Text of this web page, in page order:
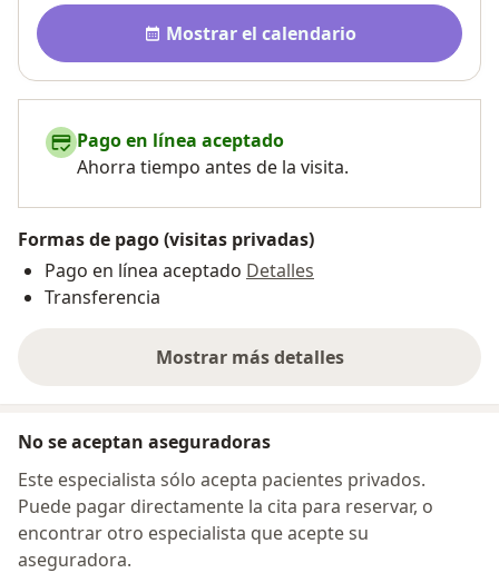
Disponibilidad
Mostrar el calendario
Pago en línea aceptado
Ahorra tiempo antes de la visita.
Formas de pago (visitas privadas)
Pago en línea aceptado Detalles
Transferencia
Mostrar más detalles
sobre la dirección
No se aceptan aseguradoras
Este especialista sólo acepta pacientes privados.
Puede pagar directamente la cita para reservar, o
encontrar otro especialista que acepte su
aseguradora.